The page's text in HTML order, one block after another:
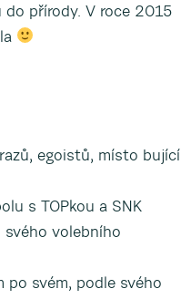
přírody. V roce 2015
egoistů, místo bující
s TOPkou a SNK
volebního
svém, podle svého